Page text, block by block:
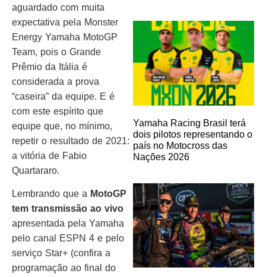
aguardado com muita
expectativa pela Monster
Energy Yamaha MotoGP
Team, pois o Grande
Prêmio da Itália é
considerada a prova
“caseira” da equipe. E é
com este espírito que
equipe que, no mínimo,
repetir o resultado de 2021:
a vitória de Fabio
Quartararo.
Lembrando que a MotoGP
tem transmissão ao vivo
apresentada pela Yamaha
pelo canal ESPN 4 e pelo
serviço Star+ (confira a
programação ao final do
Yamaha Racing Brasil terá
dois pilotos representando o
país no Motocross das
Nações 2026